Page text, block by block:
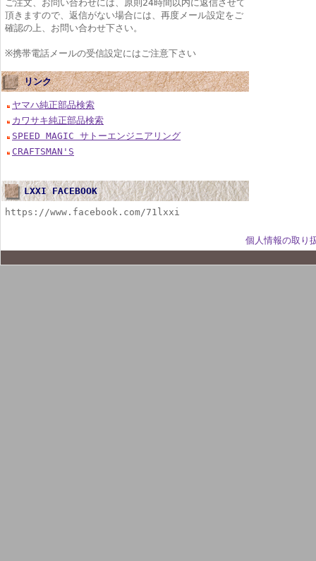
ご注文、お問い合わせには、原則24時間以内に返信させて
頂きますので、返信がない場合には、再度メール設定をご
確認の上、お問い合わせ下さい。
※携帯電話メールの受信設定にはご注意下さい
リンク
ヤマハ純正部品検索
カワサキ純正部品検索
SPEED MAGIC サトーエンジニアリング
CRAFTSMAN'S
LXXI FACEBOOK
https://www.facebook.com/71lxxi
個人情報の取り